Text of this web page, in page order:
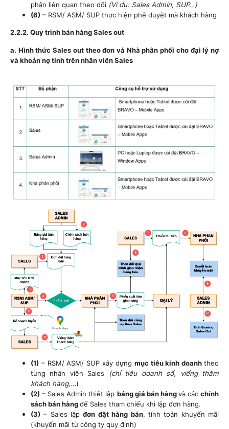
phận liên quan theo dõi (Ví dụ: Sales Admin, SUP…)
(6) – RSM/ ASM/ SUP thực hiện phê duyệt mã khách hàng
2.2.2. Quy trình bán hàng Sales out
a. Hình thức Sales out theo đơn và Nhà phân phối cho đại lý nợ
và khoản nợ tính trên nhân viên Sales
(1) – RSM/ ASM/ SUP xây dựng mục tiêu kinh doanhtheo
từng nhân viên Sales
(chỉ tiêu doanh số, viếng thăm
khách hàng,…)
(2) – Sales Admin thiết lập bảng giá bán hàngvà cácchính
sách bán hàngđể Sales tham chiếu khi lập đơn hàng.
(3) – Sales lậpđơn đặt hàng bán, tính toán khuyến mãi
(khuyến mãi từ công ty quy định)